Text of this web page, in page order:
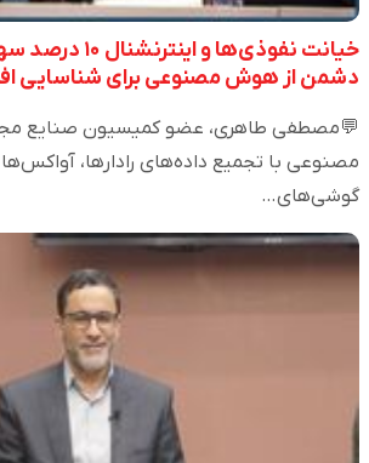
خیانت نفوذی‌ها و
دشمن از هوش مصنوعی برای شناسایی
💬مصطفی طاهری، عضو کمیسیون
مصنوعی با تجمیع داده‌های رادارها،
گوشی‌های…